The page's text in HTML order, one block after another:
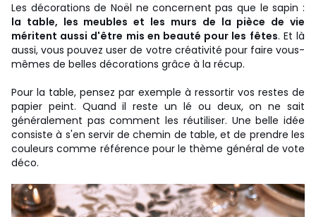
Les décorations de Noël ne concernent pas que le sapin :
la table, les meubles et les murs de la pièce de vie
méritent aussi d'être mis en beauté pour les fêtes. Et là
aussi, vous pouvez user de votre créativité pour faire vous-
mêmes de belles décorations grâce à la récup.
Pour la table, pensez par exemple à ressortir vos restes de
papier peint. Quand il reste un lé ou deux, on ne sait
généralement pas comment les réutiliser. Une belle idée
consiste à s'en servir de chemin de table, et de prendre les
couleurs comme référence pour le thème général de vote
déco.